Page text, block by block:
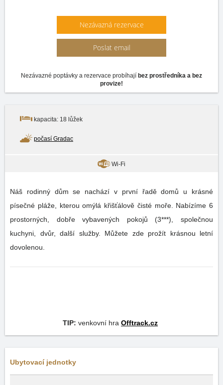
Nezávazná rezervace
Poslat email
Nezávazné poptávky a rezervace probíhají bez prostředníka a bez
provize!
kapacita: 18 lůžek
počasí Gradac
Wi-Fi
Náš rodinný dům se nachází v první řadě domů u krásné
písečné pláže, kterou omýlá křišťálově čisté moře. Nabízíme 6
prostorných, dobře vybavených pokojů (3***), společnou
kuchyni, dvůr, další služby. Můžete zde prožít krásnou letní
dovolenou.
TIP: venkovní hra Offtrack.cz
Ubytovací jednotky